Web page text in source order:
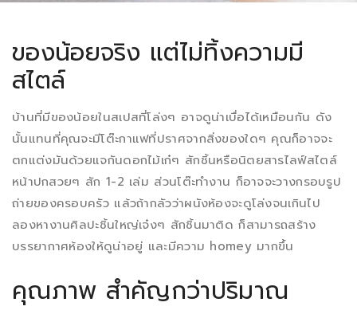
ของน้อยจริง แต่ไม่ทิ้งความมี
สไตล์
บ้านที่มีของน้อยในสเปสที่โล่งๆ อาจดูน่าเบื่อได้เหมือนกัน ดัง
นั้นแทนที่คุณจะมีโต๊ะกาแฟที่ปราศจากสิ่งของใดๆ คุณก็อาจจะ
ตกแต่งมันด้วยแจกันดอกไม้เก๋ๆ สักชิ้นหรือนิตยสารไลฟ์สไตล์
หน้าปกสวยๆ สัก 1-2 เล่ม ส่วนโต๊ะทำงาน ก็อาจจะวางกรอบรูป
ถ่ายของครอบครัว แล้วถ้ากลัวว่าผนังห้องจะดูโล่งจนเกินไป
ลองหางานศิลปะชิ้นใหญ่เจ๋งๆ สักชิ้นมาติด ก็สามารถสร้าง
บรรยากาศห้องให้ดูน่าอยู่ และมีความ homey มากขึ้น
คุณภาพ สำคัญกว่าปริมาณ